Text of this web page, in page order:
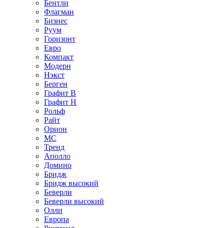
Бентли
Флагман
Бизнес
Руум
Горизонт
Евро
Компакт
Модерн
Нэкст
Берген
Графит В
Графит Н
Рольф
Райт
Орион
МС
Тренд
Аполло
Домино
Бридж
Бридж высокий
Беверли
Беверли высокий
Олли
Европа